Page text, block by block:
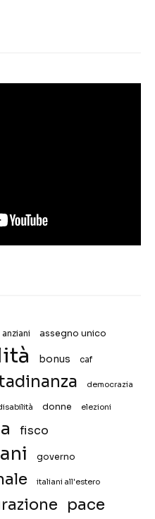
anziani assegno unico
bonus caf
democrazia
donne elezioni
fisco
governo
italiani all'estero
pace